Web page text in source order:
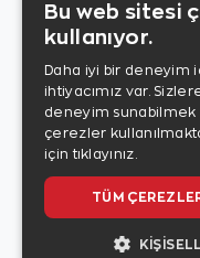
Bu web sitesi
kullanıyor.
Daha iyi bir deneyim
ihtiyacımız var.
deneyim sunabilmek
çerezler
için tıklayınız.
TÜM